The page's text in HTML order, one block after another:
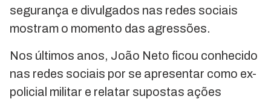
segurança e divulgados nas redes sociais
mostram o momento das agressões.
Nos últimos anos, João Neto ficou conhecido
nas redes sociais por se apresentar como ex-
policial militar e relatar supostas ações